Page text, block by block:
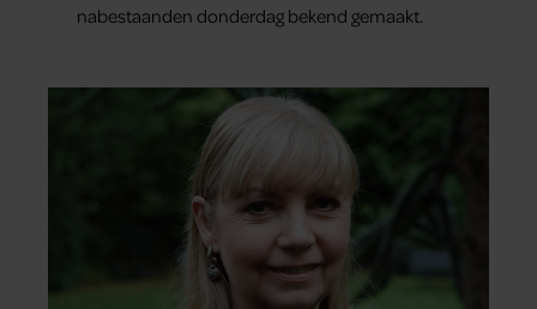
nabestaanden donderdag bekend gemaakt.